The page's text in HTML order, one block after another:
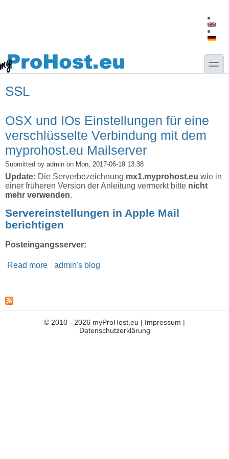
toggle
SSL
OSX und IOs Einstellungen für eine
verschlüsselte Verbindung mit dem
myprohost.eu Mailserver
Submitted by admin on Mon, 2017-06-19 13:38
Update: Die Serverbezeichnung mx1.myprohost.eu wie in
einer früheren Version der Anleitung vermerkt bitte nicht
mehr verwenden.
Servereinstellungen in Apple Mail
berichtigen
Posteingangsserver:
Read more about OSX und IOs Einstellungen für eine
admin's blog
© 2010 - 2026 myProHost.eu | Impressum |
Datenschutzerklärung